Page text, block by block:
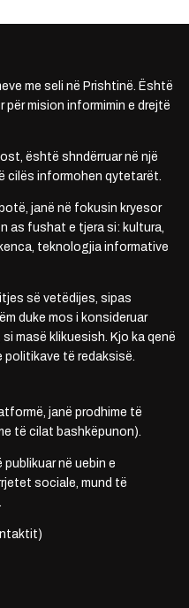
me seli në Prishtinë. Është
për mision informimin e drejtë
është shndërruar në një
cilës informohen qytetarët.
janë në fokusin kryesor
as fushat e tjera si: kultura,
teknologjia informative
së vetëdijes, sipas
duke mos i konsideruar
masë klikuesish. Kjo ka qenë
politikave të redaksisë.
janë prodhime të
të cilat bashkëpunon).
në uebin e
sociale, mund të